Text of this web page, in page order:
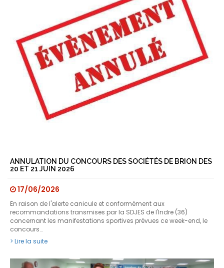
ANNULATION DU CONCOURS DES SOCIÉTÉS DE BRION DES
20 ET 21 JUIN 2026
17/06/2026
En raison de l'alerte canicule et conformément aux
recommandations transmises par la SDJES de l'Indre (36)
concernant les manifestations sportives prévues ce week-end, le
concours…
> Lire la suite